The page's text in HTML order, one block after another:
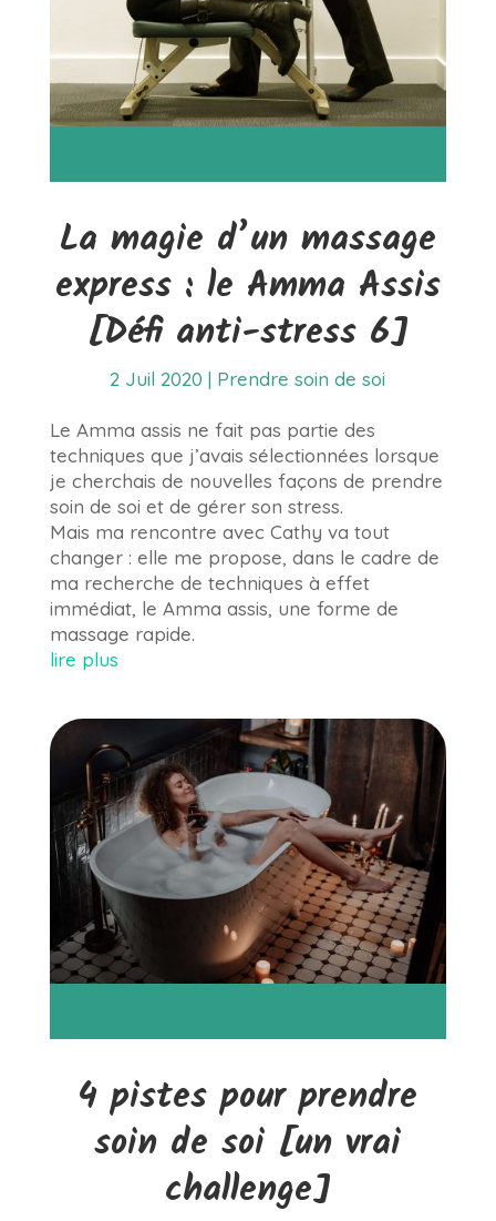
La magie d’un massage
express : le Amma Assis
[Défi anti-stress 6]
2 Juil 2020 | Prendre soin de soi
Le Amma assis ne fait pas partie des
techniques que j’avais sélectionnées lorsque
je cherchais de nouvelles façons de prendre
soin de soi et de gérer son stress.
Mais ma rencontre avec Cathy va tout
changer : elle me propose, dans le cadre de
ma recherche de techniques à effet
immédiat, le Amma assis, une forme de
massage rapide.
lire plus
4 pistes pour prendre
soin de soi [un vrai
challenge]